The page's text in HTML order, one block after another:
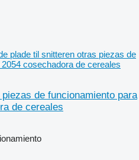
plade til snitteren otras piezas de
cosechadora de cereales
de funcionamiento para
de cereales